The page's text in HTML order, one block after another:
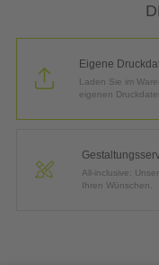
Eigene
Laden Sie im
eigenen
All-inclusive:
Ihren Wünschen.